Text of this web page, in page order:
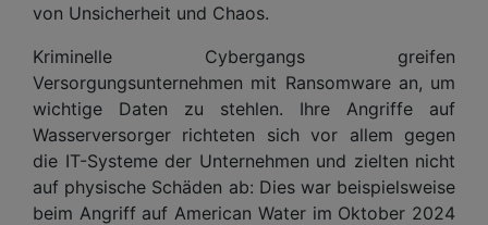
von Unsicherheit und Chaos.
Kriminelle Cybergangs greifen
Versorgungsunternehmen mit Ransomware an, um
wichtige Daten zu stehlen. Ihre Angriffe auf
Wasserversorger richteten sich vor allem gegen
die IT-Systeme der Unternehmen und zielten nicht
auf physische Schäden ab: Dies war beispielsweise
beim Angriff auf American Water im Oktober 2024